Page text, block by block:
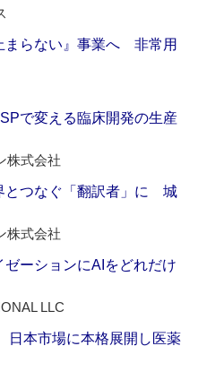
まらない』事業へ 非常用
で変える臨床開発の生産
株式会社
とつなぐ「翻訳者」に 城
株式会社
ーションにAIをどれだけ
LLC
日本市場に本格展開し医薬